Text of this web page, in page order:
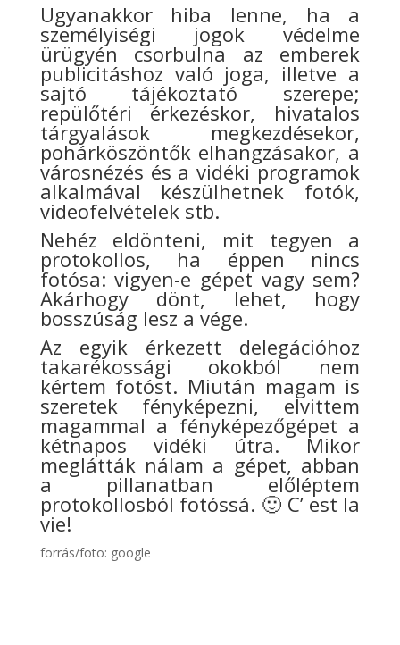
Ugyanakkor hiba lenne, ha a
személyiségi jogok védelme
ürügyén csorbulna az emberek
publicitáshoz való joga, illetve a
sajtó tájékoztató szerepe;
repülőtéri érkezéskor, hivatalos
tárgyalások megkezdésekor,
pohárköszöntők elhangzásakor, a
városnézés és a vidéki programok
alkalmával készülhetnek fotók,
videofelvételek stb.
Nehéz eldönteni, mit tegyen a
protokollos, ha éppen nincs
fotósa: vigyen-e gépet vagy sem?
Akárhogy dönt, lehet, hogy
bosszúság lesz a vége.
Az egyik érkezett delegációhoz
takarékossági okokból nem
kértem fotóst. Miután magam is
szeretek fényképezni, elvittem
magammal a fényképezőgépet a
kétnapos vidéki útra. Mikor
meglátták nálam a gépet, abban
a pillanatban előléptem
protokollosból fotóssá. 🙂 C’ est la
vie!
forrás/foto: google